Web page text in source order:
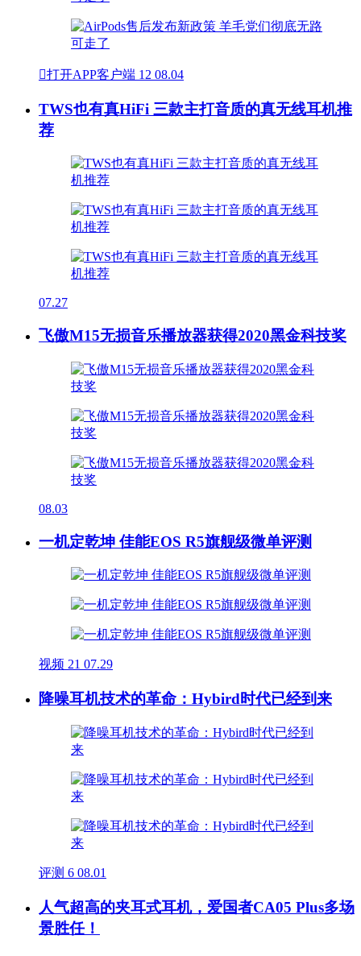
打开APP客户端 12 08.04
TWS也有真HiFi 三款主打音质的真无线耳机推
荐
07.27
飞傲M15无损音乐播放器获得2020黑金科技奖
08.03
一机定乾坤 佳能EOS R5旗舰级微单评测
视频 21 07.29
降噪耳机技术的革命：Hybird时代已经到来
评测 6 08.01
人气超高的夹耳式耳机，爱国者CA05 Plus多场
景胜任！